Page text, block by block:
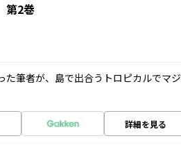
第2巻
筆者が、島で出合うトロピカルでマジ
詳細を見る